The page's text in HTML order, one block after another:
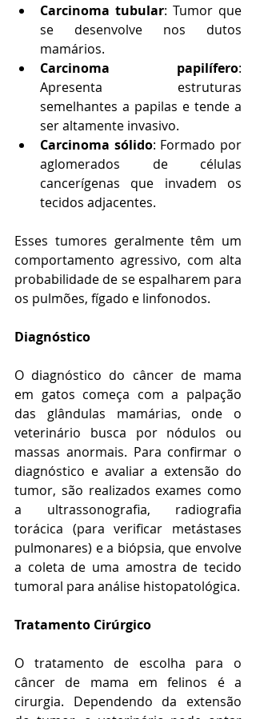
Carcinoma tubular: Tumor que
se desenvolve nos dutos
mamários.
Carcinoma papilífero:
Apresenta estruturas
semelhantes a papilas e tende a
ser altamente invasivo.
Carcinoma sólido: Formado por
aglomerados de células
cancerígenas que invadem os
tecidos adjacentes.
Esses tumores geralmente têm um
comportamento agressivo, com alta
probabilidade de se espalharem para
os pulmões, fígado e linfonodos.
Diagnóstico
O diagnóstico do câncer de mama
em gatos começa com a palpação
das glândulas mamárias, onde o
veterinário busca por nódulos ou
massas anormais. Para confirmar o
diagnóstico e avaliar a extensão do
tumor, são realizados exames como
a ultrassonografia, radiografia
torácica (para verificar metástases
pulmonares) e a biópsia, que envolve
a coleta de uma amostra de tecido
tumoral para análise histopatológica.
Tratamento Cirúrgico
O tratamento de escolha para o
câncer de mama em felinos é a
cirurgia. Dependendo da extensão